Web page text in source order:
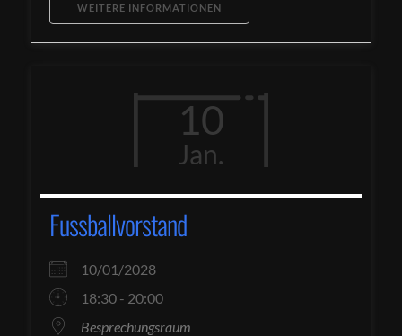
WEITERE INFORMATIONEN
10
Jan.
Fussballvorstand
10/01/2028
18:30 - 20:00
Besprechungsraum